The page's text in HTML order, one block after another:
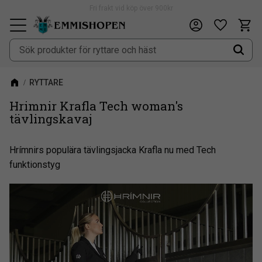
Meny
RYTTARE
Hrimnir Krafla Tech woman's
tävlingskavaj
Hrímnirs populära tävlingsjacka Krafla nu med Tech
funktionstyg